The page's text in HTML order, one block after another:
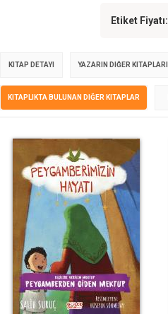
Etiket Fiyatı:
KITAP DETAYI YAZARIN DIĞER KITAPLARI
KITAPLIKTA BULUNAN DIĞER KITAPLAR